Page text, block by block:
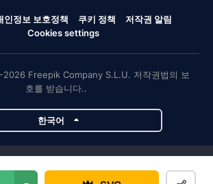
인정보 보호정책 쿠키 정책
저작권 알림
Cookies settings
Freepik Company S.L.U. 저작권법의 보
호를 받습니다..
한국어